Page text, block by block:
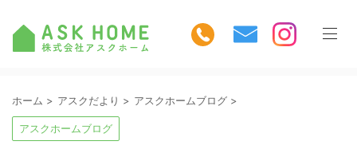
ホーム > アスクだより > アスクホームブログ >
アスクホームブログ